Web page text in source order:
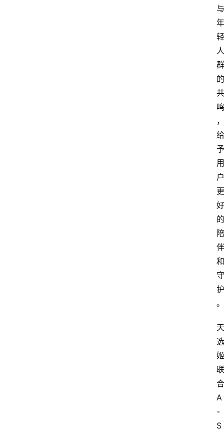
与
年
轻
人
群
的
共
鸣
，
给
予
用
户
更
好
的
陪
伴
和
守
护
。
天
选
姬
联
合
A
-
S